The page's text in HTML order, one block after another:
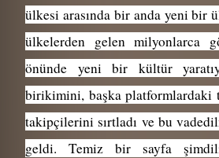
ülkesi arasında bir anda yeni bir
ülkelerden gelen milyonlarca
önünde yeni bir kültür
birikimini, başka platformlardaki
takipçilerini sırtladı ve bu
geldi. Temiz bir sayfa